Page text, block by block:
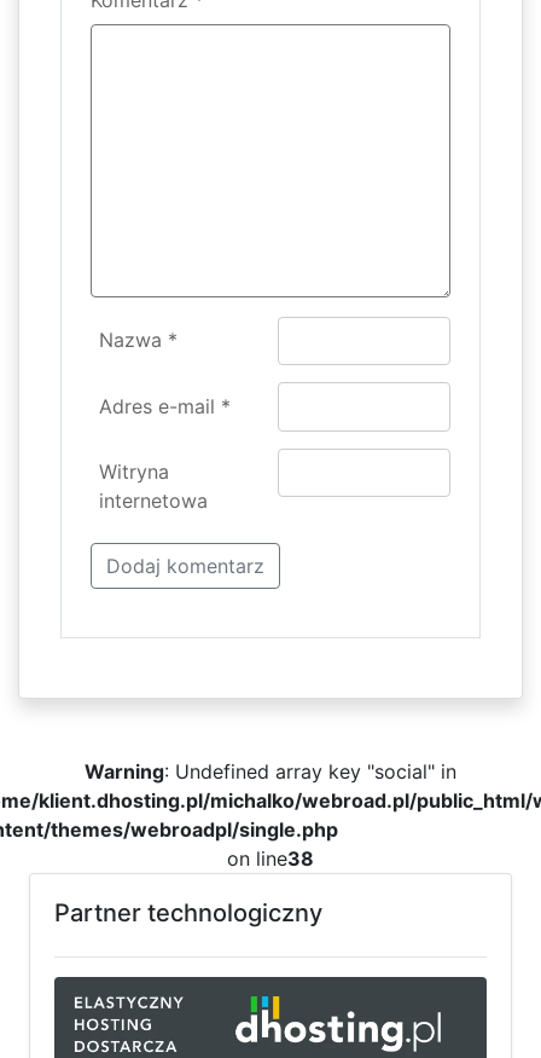
Nazwa *
Adres e-mail *
Witryna
internetowa
Warning: Undefined array key "social" in
klient.dhosting.pl/michalko/webroad.pl/public_html/
themes/webroadpl/single.php
on line38
Partner technologiczny